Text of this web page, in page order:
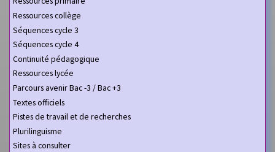
Ressources collège
Séquences cycle 3
Séquences cycle 4
Continuité pédagogique
Ressources lycée
Parcours avenir Bac -3 / Bac +3
Textes officiels
Pistes de travail et de recherches
Plurilinguisme
Sites à consulter